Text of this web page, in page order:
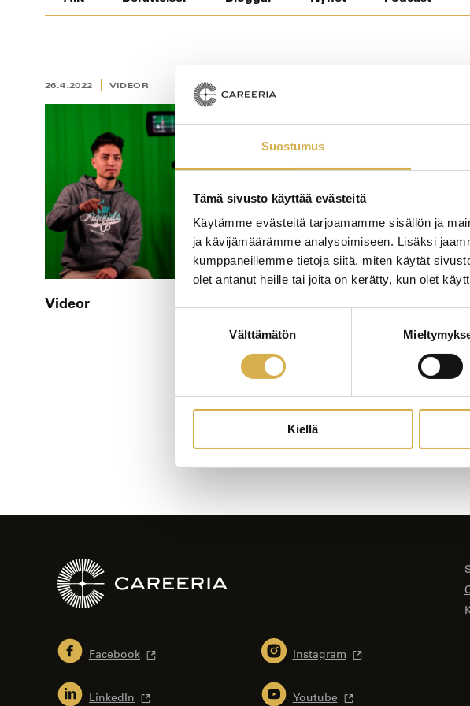
Suostumus
Tämä sivusto käyttää evästeitä
Käytämme evästeitä tarjoamamme sisällön ja
ja kävijämäärämme analysoimiseen. Lisäksi
kumppaneillemme tietoja siitä, miten käytät
olet antanut heille tai joita on kerätty, kun olet
Välttämätön
Kiellä
26.4.2022 VIDEOR
Videor
Facebook Instagram
LinkedIn Youtube